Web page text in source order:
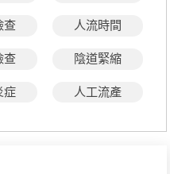
查 人流時間
查 陰道緊縮
症 人工流產